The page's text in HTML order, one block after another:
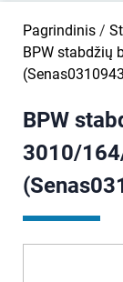
Pagrindinis /
BPW stabdžių
BPW
3010/